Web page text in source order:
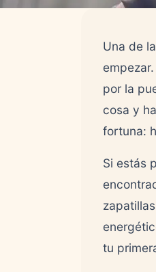
Una de
por la
cosa y
fortuna:
Si estás
tu